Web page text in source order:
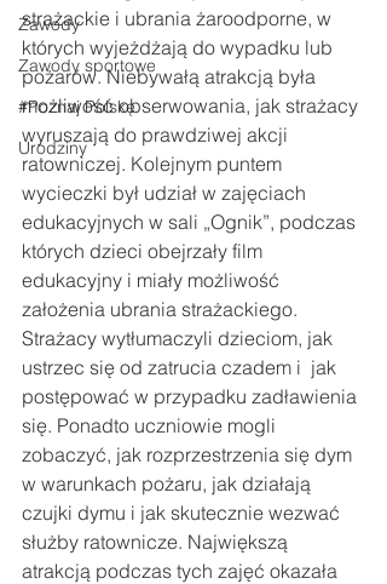
Zawody
Zawody sportowe
#Poznaj Polskę
Urodziny
strażackie i ubrania żaroodporne, w
których wyjeżdżają do wypadku lub
pożarów. Niebywałą atrakcją była
możliwość obserwowania, jak strażacy
wyruszają do prawdziwej akcji
ratowniczej. Kolejnym puntem
wycieczki był udział w zajęciach
edukacyjnych w sali „Ognik”, podczas
których dzieci obejrzały film
edukacyjny i miały możliwość
założenia ubrania strażackiego.
Strażacy wytłumaczyli dzieciom, jak
ustrzec się od zatrucia czadem i  jak
postępować w przypadku zadławienia
się. Ponadto uczniowie mogli
zobaczyć, jak rozprzestrzenia się dym
w warunkach pożaru, jak działają
czujki dymu i jak skutecznie wezwać
służby ratownicze. Największą
atrakcją podczas tych zajęć okazała